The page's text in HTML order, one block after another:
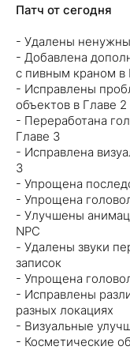
Патч от сегодня
- Удалены
- Добавлена
с пивным краном в
- Исправлены
объектов в Главе 2
- Переработана
Главе 3
- Исправлена
3
- Упрощена
- Упрощена
- Улучшены
NPC
- Удалены звуки
записок
- Упрощена
- Исправлены
разных локациях
- Визуальные
- Косметические